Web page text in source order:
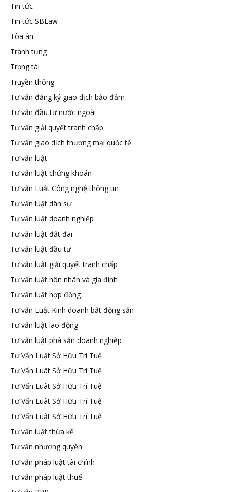
Tin tức
Tin tức SBLaw
Tòa án
Tranh tụng
Trọng tài
Truyền thông
Tư vấn đăng ký giao dịch bảo đảm
Tư vấn đầu tư nước ngoài
Tư vấn giải quyết tranh chấp
Tư vấn giao dịch thương mại quốc tế
Tư vấn luật
Tư vấn luật chứng khoán
Tư vấn Luật Công nghệ thông tin
Tư vấn luật dân sự
Tư vấn luật doanh nghiệp
Tư vấn luật đất đai
Tư vấn luật đầu tư
Tư vấn luật giải quyết tranh chấp
Tư vấn luật hôn nhân và gia đình
Tư vấn luật hợp đồng
Tư vấn Luật Kinh doanh bất động sản
Tư vấn luật lao động
Tư vấn luật phá sản doanh nghiệp
Tư Vấn Luật Sở Hữu Trí Tuệ
Tư Vấn Luât Sở Hữu Trí Tuệ
Tư Vấn Luât Sở Hữu Trí Tuệ
Tư Vấn Luât Sở Hữu Trí Tuệ
Tư Vấn Luật Sở Hữu Trí Tuệ
Tư vấn luật thừa kế
Tư vấn nhượng quyền
Tư vấn pháp luật tài chính
Tư vấn pháp luật thuế